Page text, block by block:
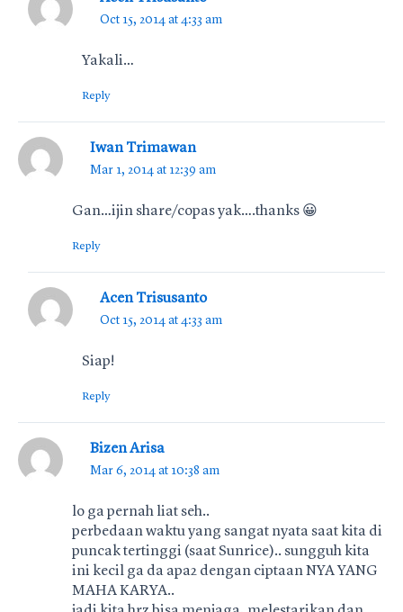
Oct 15, 2014 at 4:33 am
Yakali…
Reply
Iwan Trimawan
Mar 1, 2014 at 12:39 am
Gan…ijin share/copas yak….thanks 😀
Reply
Acen Trisusanto
Oct 15, 2014 at 4:33 am
Siap!
Reply
Bizen Arisa
Mar 6, 2014 at 10:38 am
lo ga pernah liat seh..
perbedaan waktu yang sangat nyata saat kita di
puncak tertinggi (saat Sunrice).. sungguh kita
ini kecil ga da apa2 dengan ciptaan NYA YANG
MAHA KARYA..